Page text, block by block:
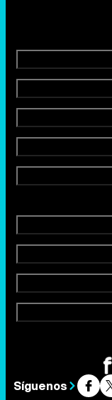
Síguenos